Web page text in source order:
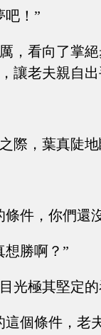
吧！”
，看向了掌
讓老夫親自
際，葉真陡
條件，你們還
想勝啊？”
光極其堅定
這個條件，老